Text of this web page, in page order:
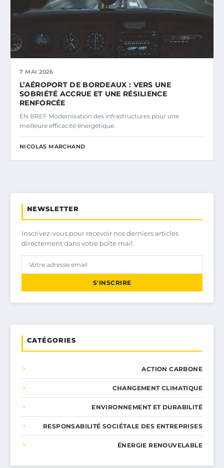
7 MAI 2026
L’AÉROPORT DE BORDEAUX : VERS UNE
SOBRIÉTÉ ACCRUE ET UNE RÉSILIENCE
RENFORCÉE
EN BREF Modernisation des infrastructures pour une
meilleure efficacité énergétique.
NICOLAS MARCHAND
NEWSLETTER
Inscrivez-vous pour recevoir nos derniers articles
directement dans votre boîte mail.
S'INSCRIRE
CATÉGORIES
ACTION CARBONE
CHANGEMENT CLIMATIQUE
ENVIRONNEMENT ET DURABILITÉ
RESPONSABILITÉ SOCIÉTALE DES ENTREPRISES
ÉNERGIE RENOUVELABLE